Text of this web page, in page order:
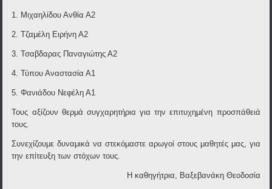
1. Μιχαηλίδου Ανθία Α2
2. Τζαμέλη Ειρήνη Α2
3. Τσαβδαρας Παναγιώτης Α2
4. Τύπου Αναστασία Α1
5. Φανιάδου Νεφέλη Α1
Τους αξίζουν θερμά συγχαρητήρια για την επιτυχημένη προσπάθειά
τους.
Συνεχίζουμε δυναμικά να στεκόμαστε αρωγοί στους μαθητές μας, για
την επίτευξη των στόχων τους.
Η καθηγήτρια Βαξεβανάκη Θεοδοσία